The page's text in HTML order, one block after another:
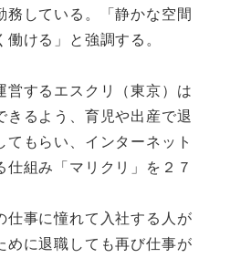
務している。「静かな空間
ける」と強調する。
するエスクリ（東京）は
きるよう、育児や出産で退
もらい、インターネット
組み「マリクリ」を２７
事に憧れて入社する人が
めに退職しても再び仕事が